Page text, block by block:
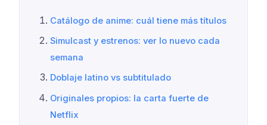
Catálogo de anime: cuál tiene más títulos
Simulcast y estrenos: ver lo nuevo cada
semana
Doblaje latino vs subtitulado
Originales propios: la carta fuerte de
Netflix